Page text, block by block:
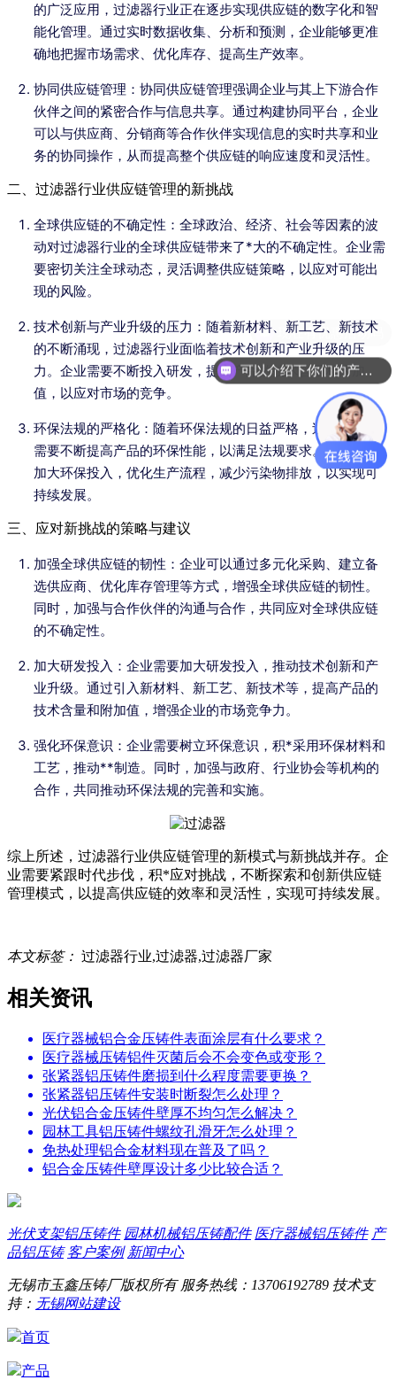
的广泛应用，过滤器行业正在逐步实现供应链的数字化和智
能化管理。通过实时数据收集、分析和预测，企业能够更准
确地把握市场需求、优化库存、提高生产效率。
协同供应链管理：协同供应链管理强调企业与其上下游合作
伙伴之间的紧密合作与信息共享。通过构建协同平台，企业
可以与供应商、分销商等合作伙伴实现信息的实时共享和业
务的协同操作，从而提高整个供应链的响应速度和灵活性。
二、过滤器行业供应链管理的新挑战
全球供应链的不确定性：全球政治、经济、社会等因素的波
动对过滤器行业的全球供应链带来了*大的不确定性。企业需
要密切关注全球动态，灵活调整供应链策略，以应对可能出
现的风险。
技术创新与产业升级的压力：随着新材料、新工艺、新技术
的不断涌现，过滤器行业面临着技术创新和产业升级的压
力。企业需要不断投入研发，提高产品的技术含量和附加
值，以应对市场的竞争。
环保法规的严格化：随着环保法规的日益严格，过滤器行业
需要不断提高产品的环保性能，以满足法规要求。企业需要
加大环保投入，优化生产流程，减少污染物排放，以实现可
持续发展。
三、应对新挑战的策略与建议
加强全球供应链的韧性：企业可以通过多元化采购、建立备
选供应商、优化库存管理等方式，增强全球供应链的韧性。
同时，加强与合作伙伴的沟通与合作，共同应对全球供应链
的不确定性。
加大研发投入：企业需要加大研发投入，推动技术创新和产
业升级。通过引入新材料、新工艺、新技术等，提高产品的
技术含量和附加值，增强企业的市场竞争力。
强化环保意识：企业需要树立环保意识，积*采用环保材料和
工艺，推动**制造。同时，加强与政府、行业协会等机构的
合作，共同推动环保法规的完善和实施。
综上所述，过滤器行业供应链管理的新模式与新挑战并存。企
业需要紧跟时代步伐，积*应对挑战，不断探索和创新供应链
管理模式，以提高供应链的效率和灵活性，实现可持续发展。
本文标签： 过滤器行业,过滤器,过滤器厂家
相关资讯
医疗器械铝合金压铸件表面涂层有什么要求？
医疗器械压铸铝件灭菌后会不会变色或变形？
张紧器铝压铸件磨损到什么程度需要更换？
张紧器铝压铸件安装时断裂怎么处理？
光伏铝合金压铸件壁厚不均匀怎么解决？
园林工具铝压铸件螺纹孔滑牙怎么处理？
免热处理铝合金材料现在普及了吗？
铝合金压铸件壁厚设计多少比较合适？
光伏支架铝压铸件 园林机械铝压铸配件 医疗器械铝压铸件 产
品铝压铸 客户案例 新闻中心
无锡市玉鑫压铸厂版权所有 服务热线：13706192789 技术支
持： 无锡网站建设
首页
产品
可以介绍下你们的产品么
现在有优惠活动吗